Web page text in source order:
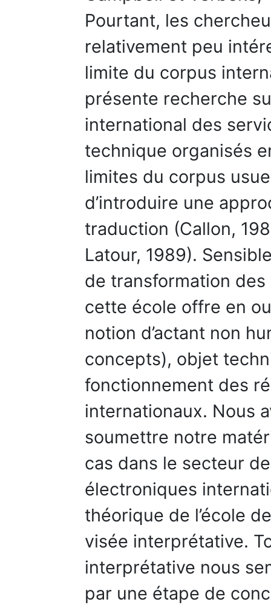
Pourtant, les
relativement peu
limite du corpus
présente recherche
international des
technique organisés
limites du corpus
d’introduire une
traduction (Callon,
Latour, 1989).
de transformation
cette école offre en
notion d’actant non
concepts), objet
fonctionnement des
internationaux. Nous
soumettre notre
cas dans le secteur
électroniques
théorique de l’école
visée interprétative.
interprétative nous
par une étape de